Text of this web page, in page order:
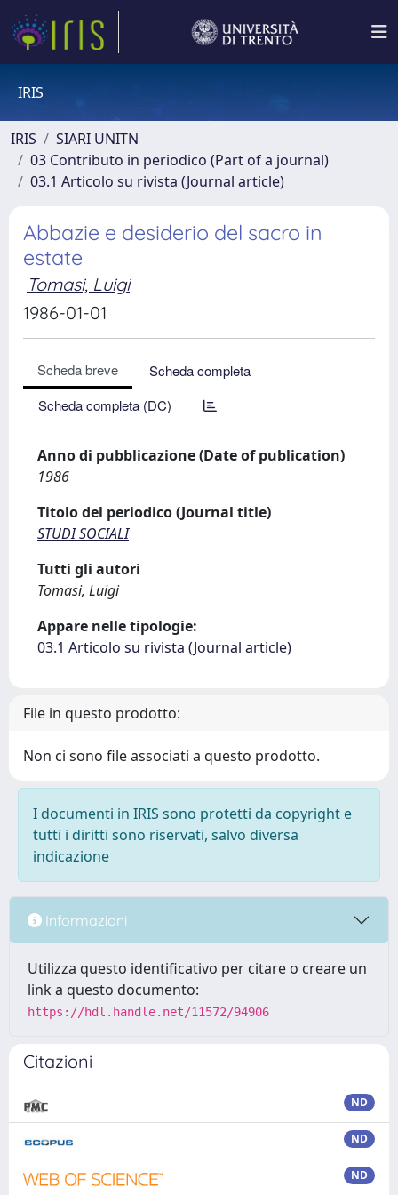
IRIS
IRIS
SIARI UNITN
03 Contributo in periodico (Part of a journal)
03.1 Articolo su rivista (Journal article)
Abbazie e desiderio del sacro in
estate
Tomasi, Luigi
1986-01-01
Scheda breve
Scheda completa
Scheda completa (DC)
Anno di pubblicazione (Date of publication)
1986
Titolo del periodico (Journal title)
STUDI SOCIALI
Tutti gli autori
Tomasi, Luigi
Appare nelle tipologie:
03.1 Articolo su rivista (Journal article)
File in questo prodotto:
Non ci sono file associati a questo prodotto.
I documenti in IRIS sono protetti da copyright e
tutti i diritti sono riservati, salvo diversa
indicazione
Informazioni
Utilizza questo identificativo per citare o creare un
link a questo documento:
https://hdl.handle.net/11572/94906
Citazioni
ND
ND
ND